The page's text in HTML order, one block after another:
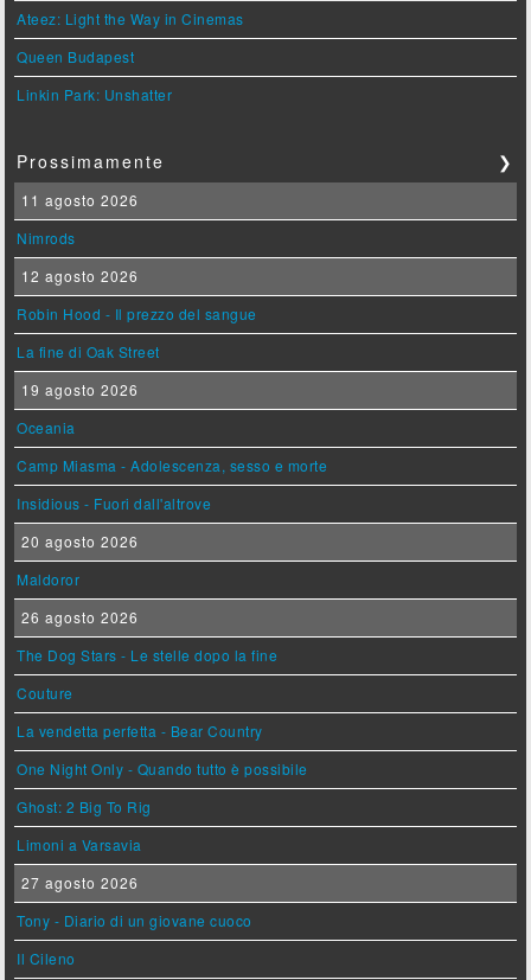
Ateez: Light the Way in Cinemas
Queen Budapest
Linkin Park: Unshatter
Prossimamente ❯
11 agosto 2026
Nimrods
12 agosto 2026
Robin Hood - Il prezzo del sangue
La fine di Oak Street
19 agosto 2026
Oceania
Camp Miasma - Adolescenza, sesso e morte
Insidious - Fuori dall'altrove
20 agosto 2026
Maldoror
26 agosto 2026
The Dog Stars - Le stelle dopo la fine
Couture
La vendetta perfetta - Bear Country
One Night Only - Quando tutto è possibile
Ghost: 2 Big To Rig
Limoni a Varsavia
27 agosto 2026
Tony - Diario di un giovane cuoco
Il Cileno